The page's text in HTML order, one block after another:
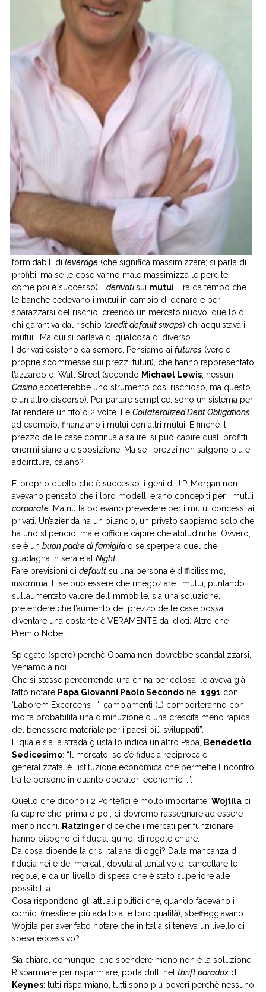
formidabili di leverage (che significa massimizzare; si parla di
profitti, ma se le cose vanno male massimizza le perdite,
come poi è successo): i derivatisui mutui . Era da tempo che
le banche cedevano i mutui in cambio di denaro e per
sbarazzarsi del rischio, creando un mercato nuovo: quello di
chi garantiva dal rischio (credit default swaps) chi acquistava i
mutui. Ma qui si parlava di qualcosa di diverso.
I derivati esistono da sempre. Pensiamo ai futures (vere e
proprie scommesse sui prezzi futuri), che hanno rappresentato
l’azzardo di Wall Street (secondo Michael Lewis , nessun
Casino accetterebbe uno strumento così rischioso, ma questo
è un altro discorso). Per parlare semplice, sono un sistema per
far rendere un titolo 2 volte. Le Collateralized Debt Obligations
ad esempio, finanziano i mutui con altri mutui. E finchè il
prezzo delle case continua a salire, si può capire quali profitti
enormi siano a disposizione. Ma se i prezzi non salgono più e,
addirittura, calano?
E’ proprio quello che è successo: i geni di J.P. Morgan non
avevano pensato che i loro modelli erano concepiti per i mutui
corporate . Ma nulla potevano prevedere per i mutui concessi ai
privati. Un’azienda ha un bilancio, un privato sappiamo solo che
ha uno stipendio, ma è difficile capire che abitudini ha. Ovvero,
se è un buon padre di famiglia o se sperpera quel che
guadagna in serate al Night
Fare previsioni di default su una persona è difficilissimo,
insomma. E se può essere che rinegoziare i mutui, puntando
sull’aumentato valore dell’immobile, sia una soluzione,
pretendere che l’aumento del prezzo delle case possa
diventare una costante è VERAMENTE da idioti. Altro che
Premio Nobel.
Spiegato (spero) perchè Obama non dovrebbe scandalizzarsi,
Veniamo a noi.
Che si stesse percorrendo una china pericolosa, lo aveva già
fatto notare Papa Giovanni Paolo Secondo nel 1991 con
‘Laborem Excercens’: “I cambiamenti (…) comporteranno con
molta probabilità una diminuzione o una crescita meno rapida
del benessere materiale per i paesi più sviluppati”.
E quale sia la strada giusta lo indica un altro Papa,
Benedetto
Sedicesimo: “Il mercato, se c’è fiducia reciproca e
generalizzata, è l’istituzione economica che permette l’incontro
tra le persone in quanto operatori economici…”.
Quello che dicono i 2 Pontefici è molto importante: Wojtila ci
fa capire che, prima o poi, ci dovremo rassegnare ad essere
meno ricchi.
Ratzinger dice che i mercati per funzionare
hanno bisogno di fiducia, quindi di regole chiare.
Da cosa dipende la crisi italiana di oggi? Dalla mancanza di
fiducia nei e dei mercati, dovuta al tentativo di cancellare le
regole, e da un livello di spesa che è stato superiore alle
possibilità.
Cosa rispondono gli attuali politici che, quando facevano i
comici (mestiere più adatto alle loro qualità), sbeffeggiavano
Wojtila per aver fatto notare che in Italia si teneva un livello di
spesa eccessivo?
Sia chiaro, comunque, che spendere meno non è la soluzione.
Risparmiare per risparmiare, porta dritti nel thrift paradox di
Keynes: tutti risparmiano, tutti sono più poveri perchè nessuno